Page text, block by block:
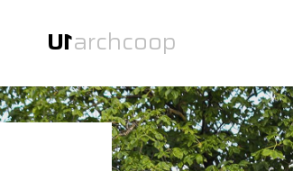
U1archcoop
U1zwei Büros unter einem Dach.